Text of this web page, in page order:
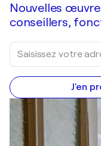
Nouvelles
conseillers,
J'en